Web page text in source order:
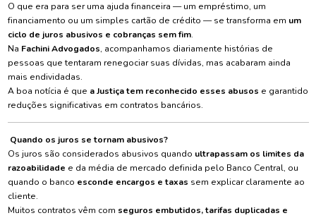
O que era para ser uma ajuda financeira — um empréstimo, um
financiamento ou um simples cartão de crédito — se transforma em um
ciclo de juros abusivos e cobranças sem fim.
Na Fachini Advogados, acompanhamos diariamente histórias de
pessoas que tentaram renegociar suas dívidas, mas acabaram ainda
mais endividadas.
A boa notícia é que a Justiça tem reconhecido esses abusos e garantido
reduções significativas em contratos bancários.
Quando os juros se tornam abusivos?
Os juros são considerados abusivos quando ultrapassam os limites da
razoabilidade e da média de mercado definida pelo Banco Central, ou
quando o banco esconde encargos e taxas sem explicar claramente ao
cliente.
Muitos contratos vêm com seguros embutidos, tarifas duplicadas e